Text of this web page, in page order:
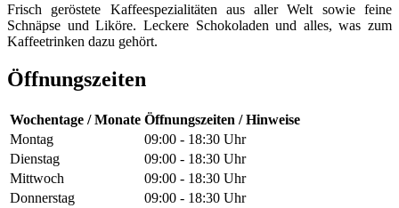
Frisch geröstete Kaffeespezialitäten aus aller Welt sowie feine
Schnäpse und Liköre. Leckere Schokoladen und alles, was zum
Kaffeetrinken dazu gehört.
Öffnungszeiten
Wochentage / Monate Öffnungszeiten / Hinweise
Montag
09:00 - 18:30 Uhr
Dienstag
09:00 - 18:30 Uhr
Mittwoch
09:00 - 18:30 Uhr
Donnerstag
09:00 - 18:30 Uhr